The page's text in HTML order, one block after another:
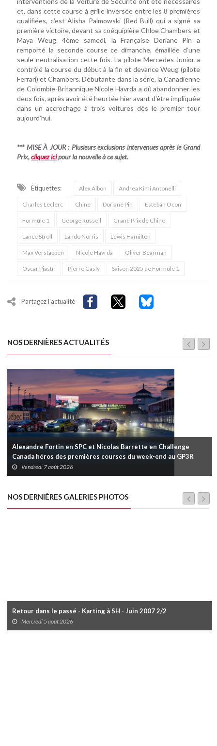
et, dans cette course à grille inversée entre les 8 premières
qualifiées, c’est Alisha Palmowski (Red Bull) qui a signé sa
première victoire, devant sa coéquipière Chloe Chambers et
Maya Weug. 4ème samedi, la Française Doriane Pin a
remporté la seconde course ce dimanche, émaillée d’une
seule neutralisation cette fois. La pilote Mercedes Junior a
contrôlé la course du début à la fin et devance Weug (pilote
Ferrari) et Chambers. Débutante dans la série, la Canadienne
de Colombie-Britannique Nicole Havrda a dû abandonner les
deux fois, après avoir été heurtée hier avant d'être impliquée
dans un accrochage à trois voitures dès le premier tour
aujourd’hui.
*** MISE À JOUR : Plusieurs exclusions intervenues après le Grand
Prix,cliquez icipour la nouvelle à ce sujet.
Étiquettes: Alex Albon Andrea Kimi Antonelli
Charles Leclerc Chine Doriane Pin Esteban Ocon
Formule 1 George Russell Grand Prix de Chine
Lance Stroll Lando Norris Lewis Hamilton
Max Verstappen Nicole Havrda Oliver Bearman
Oscar Piastri Pierre Gasly Saison 2025 de Formule 1
Partagez l'actualité
NOS DERNIÈRES ACTUALITÉS
Alexandre Fortin en SPC et Nicolas Barrette en Challenge
Canada héros des premières courses du week-end au GP3R
Vendredi 7 août 2026
NOS DERNIÈRES GALERIES PHOTOS
Retour dans le passé - Karting à SH - Juin 2007 2/2
Mercredi 5 août 2026